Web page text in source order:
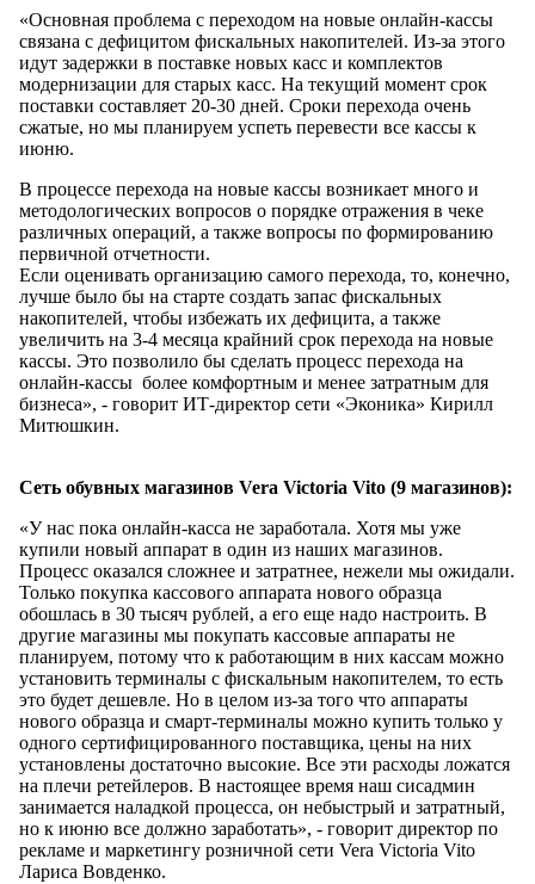
«Основная проблема с переходом на новые онлайн-кассы
связана с дефицитом фискальных накопителей. Из-за этого
идут задержки в поставке новых касс и комплектов
модернизации для старых касс. На текущий момент срок
поставки составляет 20-30 дней. Сроки перехода очень
сжатые, но мы планируем успеть перевести все кассы к
июню.
В процессе перехода на новые кассы возникает много и
методологических вопросов о порядке отражения в чеке
различных операций, а также вопросы по формированию
первичной отчетности.
Если оценивать организацию самого перехода, то, конечно,
лучше было бы на старте создать запас фискальных
накопителей, чтобы избежать их дефицита, а также
увеличить на 3-4 месяца крайний срок перехода на новые
кассы. Это позволило бы сделать процесс перехода на
онлайн-кассы более комфортным и менее затратным для
бизнеса», - говорит ИТ-директор сети «Эконика» Кирилл
Митюшкин.
Сеть обувных магазинов Vera Victoria Vito (9 магазинов):
«У нас пока онлайн-касса не заработала. Хотя мы уже
купили новый аппарат в один из наших магазинов.
Процесс оказался сложнее и затратнее, нежели мы ожидали.
Только покупка кассового аппарата нового образца
обошлась в 30 тысяч рублей, а его еще надо настроить. В
другие магазины мы покупать кассовые аппараты не
планируем, потому что к работающим в них кассам можно
установить терминалы с фискальным накопителем, то есть
это будет дешевле. Но в целом из-за того что аппараты
нового образца и смарт-терминалы можно купить только у
одного сертифицированного поставщика, цены на них
установлены достаточно высокие. Все эти расходы ложатся
на плечи ретейлеров. В настоящее время наш сисадмин
занимается наладкой процесса, он небыстрый и затратный,
но к июню все должно заработать», - говорит директор по
рекламе и маркетингу розничной сети Vera Victoria Vito
Лариса Вовденко.